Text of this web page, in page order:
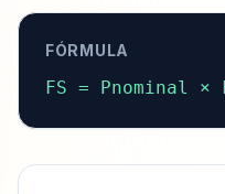
FÓRMULA
FS = Pnominal ×